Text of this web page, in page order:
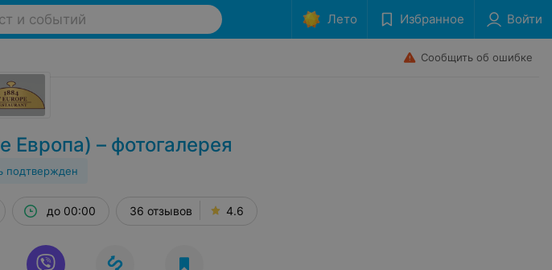
и событий Лето Избранное Войти
Сообщить об ошибке
Европа) – фотогалерея
подтвержден
до 00:00 36 отзывов 4.6